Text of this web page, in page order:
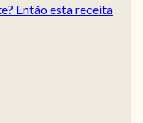
Então esta receita